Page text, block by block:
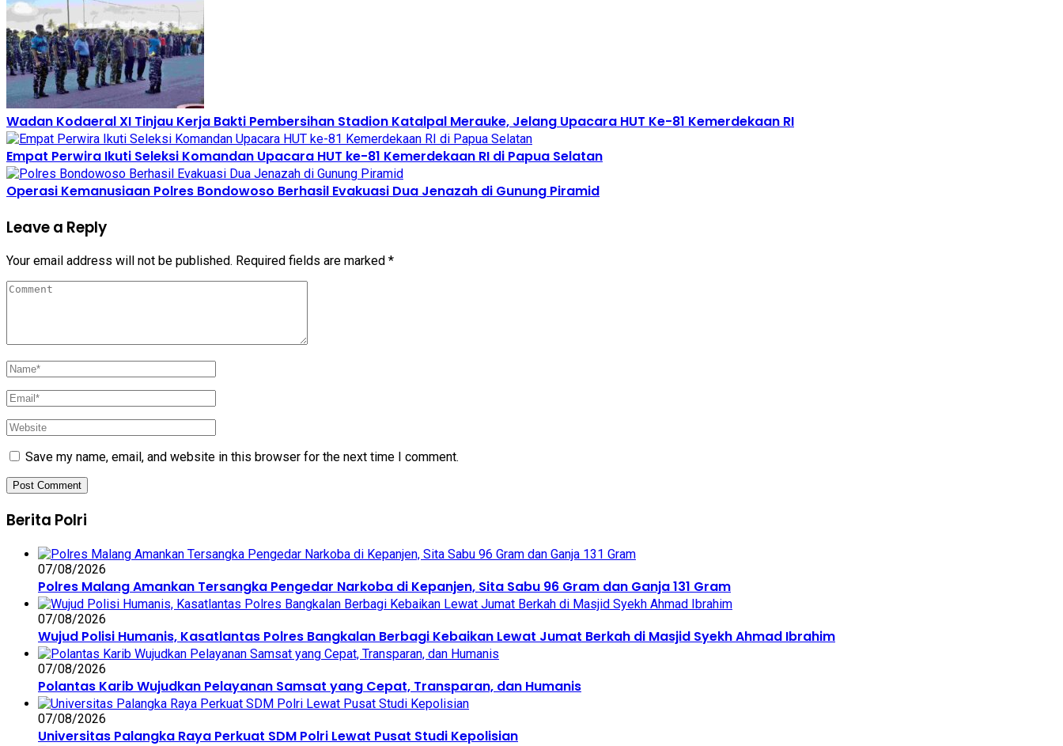
Wadan Kodaeral XI Tinjau Kerja Bakti Pembersihan Stadion Katalpal Merauke, Jelang Upacara HUT Ke-81 Kemerdekaan RI
Empat Perwira Ikuti Seleksi Komandan Upacara HUT ke-81 Kemerdekaan RI di Papua Selatan
Operasi Kemanusiaan Polres Bondowoso Berhasil Evakuasi Dua Jenazah di Gunung Piramid
Leave a Reply
Your email address will not be published. Required fields are marked *
Save my name, email, and website in this browser for the next time I comment.
Berita Polri
07/08/2026
Polres Malang Amankan Tersangka Pengedar Narkoba di Kepanjen, Sita Sabu 96 Gram dan Ganja 131 Gram
07/08/2026
Wujud Polisi Humanis, Kasatlantas Polres Bangkalan Berbagi Kebaikan Lewat Jumat Berkah di Masjid Syekh Ahmad Ibrahim
07/08/2026
Polantas Karib Wujudkan Pelayanan Samsat yang Cepat, Transparan, dan Humanis
07/08/2026
Universitas Palangka Raya Perkuat SDM Polri Lewat Pusat Studi Kepolisian